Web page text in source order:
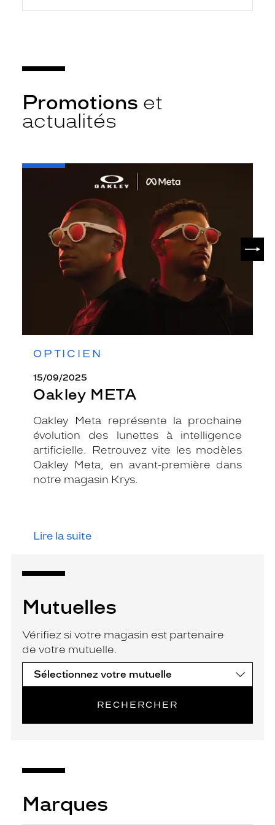
Promotions et
actualités
OPTICIEN
15/09/2025
Oakley META
Oakley Meta représente la prochaine
évolution des lunettes à intelligence
artificielle. Retrouvez vite les modèles
Oakley Meta, en avant-première dans
notre magasin Krys.
Lire la suite
-
Mutuelles
Vérifiez si votre magasin est partenaire
de votre mutuelle.
RECHERCHER
Marques